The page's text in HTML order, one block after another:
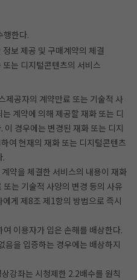
한다.
보 제공 및 구매계약의 체결
는 디지털콘텐츠의 서비스
공자의 계약만료 또는 기술적 사
계약에 의해 제공할 재화 또는 디
경우에는 변경된 재화 또는 디지
여 현재의 재화 또는 디지털콘텐츠
.
약을 체결한 서비스의 내용이 재화
는 기술적 사양의 변경 등의 사유
게 제8조 제1항의 방법으로 즉시
이용자가 입은 손해를 배상한다.
음을 입증하는 경우에는 배상하지
강좌는 시청제한 2.2배수를 원칙